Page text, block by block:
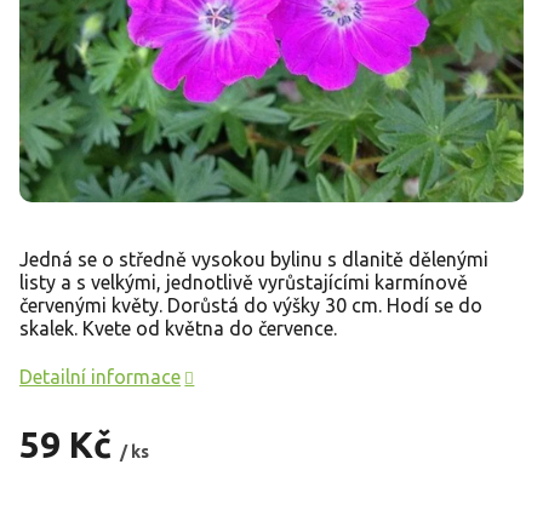
59 Kč / ks
Jedná se o středně vysokou bylinu s dlanitě dělenými
listy a s velkými, jednotlivě vyrůstajícími karmínově
červenými květy. Dorůstá do výšky 30 cm. Hodí se do
skalek. Kvete od května do července.
Detailní informace